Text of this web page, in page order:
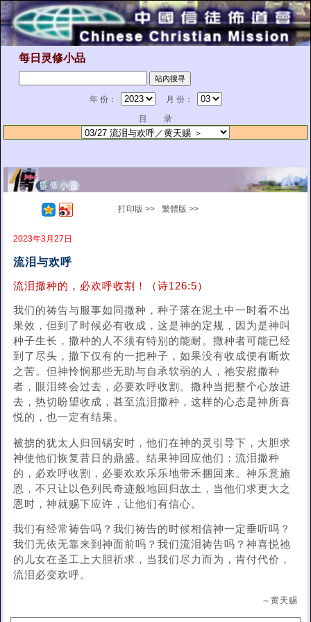
每日灵修小品
年 份：
月 份：
目 录
打印版 >> 繁體版 >>
2023年3月27日
流泪与欢呼
流泪撒种的，必欢呼收割！（诗126:5）
我们的祷告与服事如同撒种，种子落在泥土中一时看不出
果效，但到了时候必有收成，这是神的定规，因为是神叫
种子生长，撒种的人不须有特别的能耐。撒种者可能已经
到了尽头，撒下仅有的一把种子，如果没有收成便有断炊
之苦。但神怜悯那些无助与自承软弱的人，祂安慰撒种
者，眼泪终会过去，必要欢呼收割。撒种当把整个心放进
去，热切盼望收成，甚至流泪撒种，这样的心态是神所喜
悦的，也一定有结果。
被掳的犹太人归回锡安时，他们在神的灵引导下，大胆求
神使他们恢复昔日的鼎盛。结果神回应他们：流泪撒种
的，必欢呼收割，必要欢欢乐乐地带禾捆回来。神乐意施
恩，不只让以色列民奇迹般地回归故土，当他们求更大之
恩时，神就赐下应许，让他们有信心。
我们有经常祷告吗？我们祷告的时候相信神一定垂听吗？
我们无依无靠来到神面前吗？我们流泪祷告吗？神喜悦祂
的儿女在圣工上大胆祈求，当我们尽力而为，肯付代价，
流泪必变欢呼。
～黄天赐